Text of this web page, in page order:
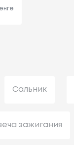
Сальник
зажигания